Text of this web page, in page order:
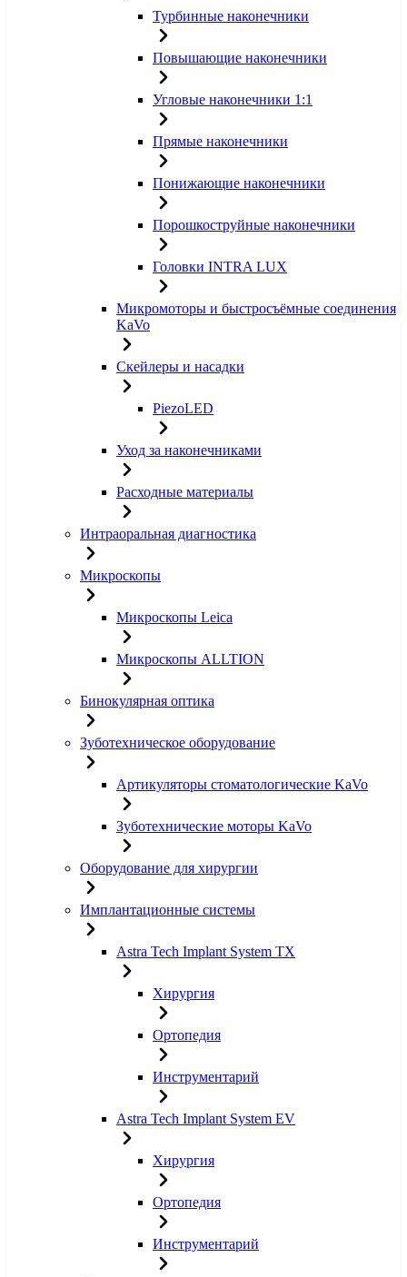
Турбинные наконечники
Повышающие наконечники
Угловые наконечники 1:1
Прямые наконечники
Понижающие наконечники
Порошкоструйные наконечники
Головки INTRA LUX
Микромоторы и быстросъёмные соединения
KaVo
Скейлеры и насадки
PiezoLED
Уход за наконечниками
Расходные материалы
Интраоральная диагностика
Микроскопы
Микроскопы Leica
Микроскопы ALLTION
Бинокулярная оптика
Зуботехническое оборудование
Артикуляторы стоматологические KaVo
Зуботехнические моторы KaVo
Оборудование для хирургии
Имплантационные системы
Astra Tech Implant System TX
Хирургия
Ортопедия
Инструментарий
Astra Tech Implant System EV
Хирургия
Ортопедия
Инструментарий